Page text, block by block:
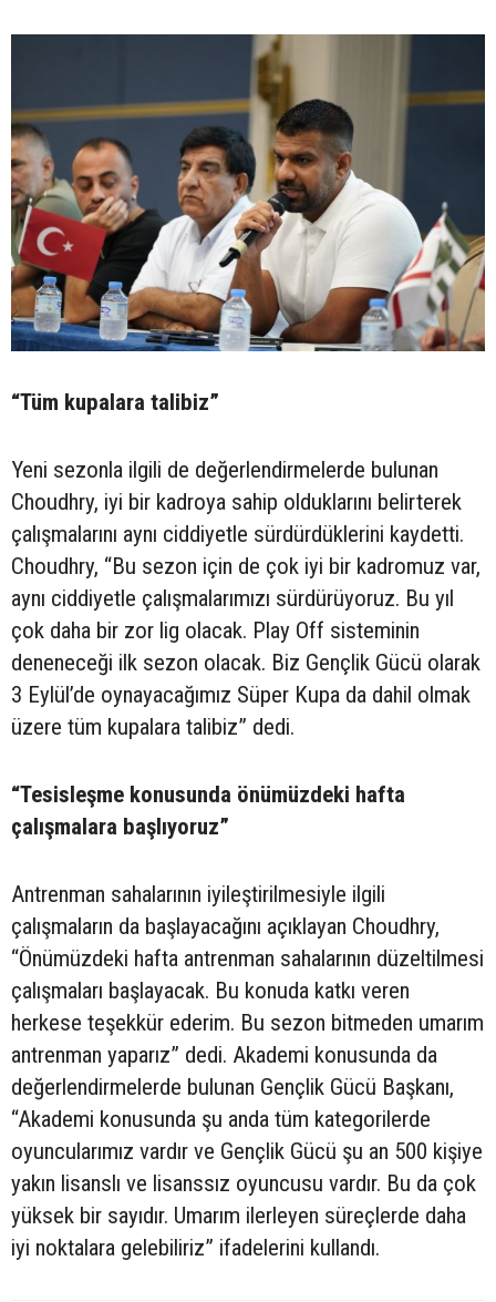
“Tüm kupalara talibiz”
Yeni sezonla ilgili de değerlendirmelerde bulunan
Choudhry, iyi bir kadroya sahip olduklarını belirterek
çalışmalarını aynı ciddiyetle sürdürdüklerini kaydetti.
Choudhry, “Bu sezon için de çok iyi bir kadromuz var,
aynı ciddiyetle çalışmalarımızı sürdürüyoruz. Bu yıl
çok daha bir zor lig olacak. Play Off sisteminin
deneneceği ilk sezon olacak. Biz Gençlik Gücü olarak
3 Eylül’de oynayacağımız Süper Kupa da dahil olmak
üzere tüm kupalara talibiz” dedi.
“Tesisleşme konusunda önümüzdeki hafta
çalışmalara başlıyoruz”
Antrenman sahalarının iyileştirilmesiyle ilgili
çalışmaların da başlayacağını açıklayan Choudhry,
“Önümüzdeki hafta antrenman sahalarının düzeltilmesi
çalışmaları başlayacak. Bu konuda katkı veren
herkese teşekkür ederim. Bu sezon bitmeden umarım
antrenman yaparız” dedi. Akademi konusunda da
değerlendirmelerde bulunan Gençlik Gücü Başkanı,
“Akademi konusunda şu anda tüm kategorilerde
oyuncularımız vardır ve Gençlik Gücü şu an 500 kişiye
yakın lisanslı ve lisanssız oyuncusu vardır. Bu da çok
yüksek bir sayıdır. Umarım ilerleyen süreçlerde daha
iyi noktalara gelebiliriz” ifadelerini kullandı.